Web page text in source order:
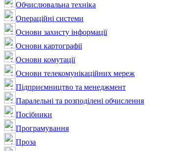
Обчислювальна техніка
Операційні системи
Основи захисту інформації
Основи картографії
Основи комутації
Основи телекомунікаційних мереж
Підприємництво та менеджмент
Паралельні та розподілені обчислення
Посібники
Програмування
Проза